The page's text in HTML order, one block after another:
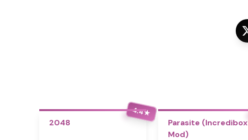
4.4★
2048
Parasite (Incredibox
Mod)